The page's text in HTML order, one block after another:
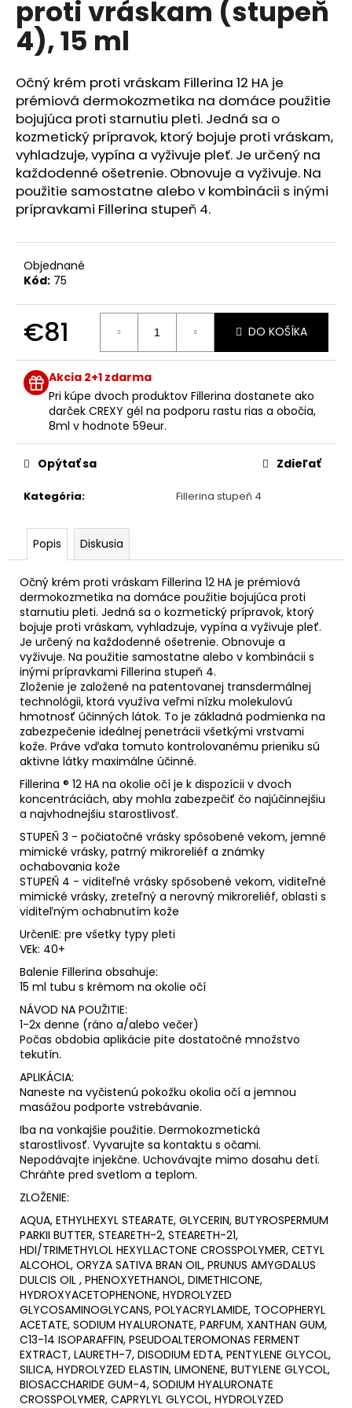
proti vráskam (stupeň
4), 15 ml
Očný krém proti vráskam Fillerina 12 HA je
prémiová dermokozmetika na domáce použitie
bojujúca proti starnutiu pleti. Jedná sa o
kozmetický prípravok, ktorý bojuje proti vráskam,
vyhladzuje, vypína a vyživuje pleť. Je určený na
každodenné ošetrenie. Obnovuje a vyživuje. Na
použitie samostatne alebo v kombinácii s inými
prípravkami Fillerina stupeň 4.
Objednané
Kód: 75
€81
cena:
DO KOŠÍKA
Akcia 2+1 zdarma
Pri kúpe dvoch produktov Fillerina dostanete ako
darček CREXY gél na podporu rastu rias a obočia,
8ml v hodnote 59eur.
Kategória: Fillerina stupeň 4
Opýtať sa Zdieľať
Popis Diskusia
Očný krém proti vráskam Fillerina 12 HA je prémiová
dermokozmetika na domáce použitie bojujúca proti
starnutiu pleti. Jedná sa o kozmetický prípravok, ktorý
bojuje proti vráskam, vyhladzuje, vypína a vyživuje pleť.
Je určený na každodenné ošetrenie. Obnovuje a
vyživuje. Na použitie samostatne alebo v kombinácii s
inými prípravkami Fillerina stupeň 4.
Zloženie je založené na patentovanej transdermálnej
technológii, ktorá využíva veľmi nízku molekulovú
hmotnosť účinných látok. To je základná podmienka na
zabezpečenie ideálnej penetrácii všetkými vrstvami
kože. Práve vďaka tomuto kontrolovanému prieniku sú
aktivne látky maximálne účinné.
Fillerina ® 12 HA na okolie očí je k dispozícii v dvoch
koncentráciách, aby mohla zabezpečiť čo najúčinnejšiu
a najvhodnejšiu starostlivosť.
STUPEŇ 3 - počiatočné vrásky spôsobené vekom, jemné
mimické vrásky, patrný mikroreliéf a známky
ochabovania kože
STUPEŇ 4 - viditeľné vrásky spôsobené vekom, viditeľné
mimické vrásky, zreteľný a nerovný mikroreliéf, oblasti s
viditeľným ochabnutím kože
UrčenIE: pre všetky typy pleti
VEk: 40+
Balenie Fillerina obsahuje:
15 ml tubu s krémom na okolie očí
NÁVOD NA POUŽITIE:
1-2x denne (ráno a/alebo večer)
Počas obdobia aplikácie pite dostatočné množstvo
tekutín.
APLIKÁCIA:
Naneste na vyčistenú pokožku okolia očí a jemnou
masážou podporte vstrebávanie.
Iba na vonkajšie použitie. Dermokozmetická
starostlivosť. Vyvarujte sa kontaktu s očami.
Nepodávajte injekčne. Uchovávajte mimo dosahu detí.
Chráňte pred svetlom a teplom.
ZLOŽENIE:
AQUA, ETHYLHEXYL STEARATE, GLYCERIN, BUTYROSPERMUM
PARKII BUTTER, STEARETH-2, STEARETH-21,
HDI/TRIMETHYLOL HEXYLLACTONE CROSSPOLYMER, CETYL
ALCOHOL, ORYZA SATIVA BRAN OIL, PRUNUS AMYGDALUS
DULCIS OIL , PHENOXYETHANOL, DIMETHICONE,
HYDROXYACETOPHENONE, HYDROLYZED
GLYCOSAMINOGLYCANS, POLYACRYLAMIDE, TOCOPHERYL
ACETATE, SODIUM HYALURONATE, PARFUM, XANTHAN GUM,
C13-14 ISOPARAFFIN, PSEUDOALTEROMONAS FERMENT
EXTRACT, LAURETH-7, DISODIUM EDTA, PENTYLENE GLYCOL,
SILICA, HYDROLYZED ELASTIN, LIMONENE, BUTYLENE GLYCOL,
BIOSACCHARIDE GUM-4, SODIUM HYALURONATE
CROSSPOLYMER, CAPRYLYL GLYCOL, HYDROLYZED
á
j
ť
?
HĽADAŤ
d
p
o
ú
č
a
m
TREAT
KRÉM
NA
ŠKVRNY,
50ML